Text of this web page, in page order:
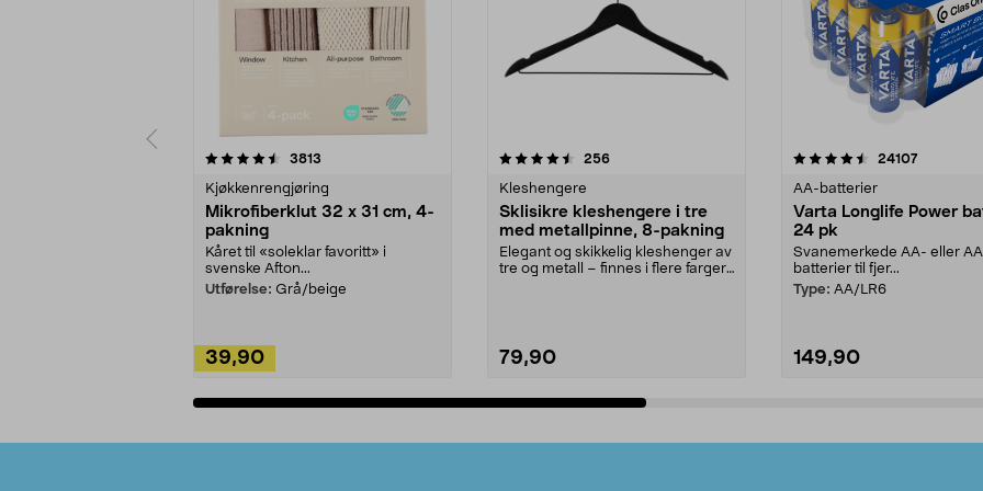
3813
Kjøkkenrengjøring
Mikrofiberklut 32 x 31 cm, 4-
pakning
Kåret til «soleklar favoritt» i
svenske Afton...
Utførelse: Grå/beige
39,90
4.5av 5 stjerner 256anmeldelser
Kleshengere
Sklisikre kleshengere i tre
med metallpinne, 8-pakning
Elegant og skikkelig kleshenger av
tre og metall – finnes i flere farger.
79,90
4.5av 5 stjerner 24107
AA-batterier
Varta Longlife Power
24 pk
Svanemerkede AA- eller
batterier til fjer...
Type: AA/LR6
149,90
4.5av 5 stjerner